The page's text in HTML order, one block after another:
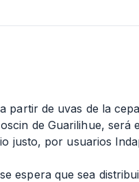
partir de uvas de la
de Guarilihue, será
justo, por usuarios
espera que sea